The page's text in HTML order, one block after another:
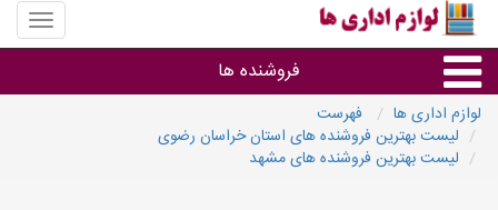
منوی
سایت
اداری
فروشنده ها
گروه ها
لوازم اداری ها
فهرست
لیست بهترین فروشنده های استان خراسان رضوی
لیست بهترین فروشنده های مشهد